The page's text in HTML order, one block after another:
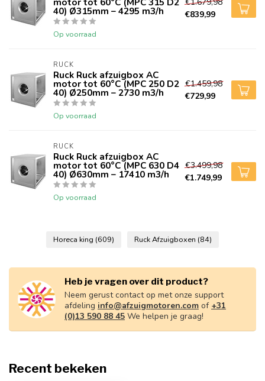
40) Ø315mm – 4295 m3/h
Op voorraad
€839,99
RUCK
Ruck Ruck afzuigbox AC
motor tot 60°C (MPC 250 D2
40) Ø250mm – 2730 m3/h
Op voorraad
€1.459,98
€729,99
RUCK
Ruck Ruck afzuigbox AC
motor tot 60°C (MPC 630 D4
40) Ø630mm – 17410 m3/h
Op voorraad
€3.499,98
€1.749,99
Horeca king (609) Ruck Afzuigboxen (84)
Heb je vragen over dit product?
Neem gerust contact op met onze support
afdeling info@afzuigmotoren.com of +31
(0)13 590 88 45 We helpen je graag!
Recent bekeken